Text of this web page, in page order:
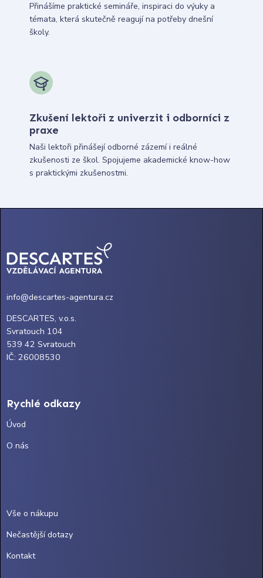
Přinášíme praktické semináře, inspiraci do výuky a
témata, která skutečně reagují na potřeby dnešní
školy.
Zkušení lektoři z univerzit i odborníci z
praxe
Naši lektoři přinášejí odborné zázemí i reálné
zkušenosti ze škol. Spojujeme akademické know-how
s praktickými zkušenostmi.
info@descartes-agentura.cz
DESCARTES, v.o.s.
Svratouch 104
539 42 Svratouch
IČ: 26008530
Rychlé odkazy
Úvod
O nás
Vše o nákupu
Nečastější dotazy
Kontakt